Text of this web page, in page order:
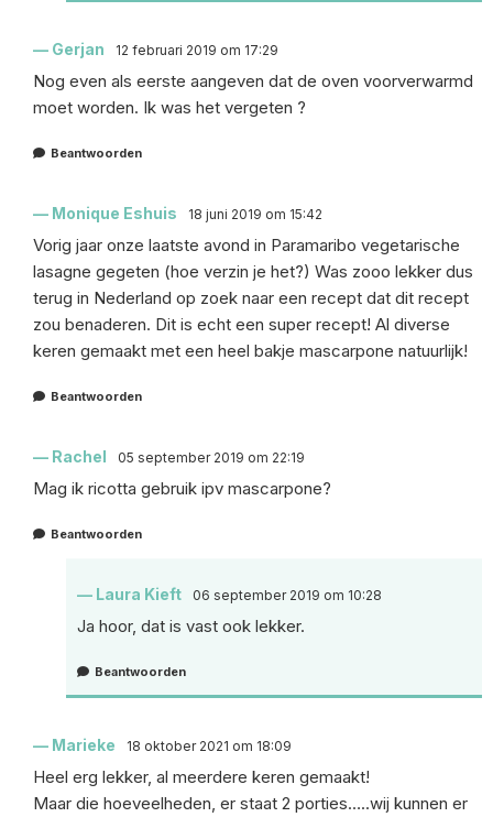
Gerjan 12 februari 2019 om 17:29
Nog even als eerste aangeven dat de oven voorverwarmd
moet worden. Ik was het vergeten ?
Beantwoorden
Monique Eshuis 18 juni 2019 om 15:42
Vorig jaar onze laatste avond in Paramaribo vegetarische
lasagne gegeten (hoe verzin je het?) Was zooo lekker dus
terug in Nederland op zoek naar een recept dat dit recept
zou benaderen. Dit is echt een super recept! Al diverse
keren gemaakt met een heel bakje mascarpone natuurlijk!
Beantwoorden
Rachel 05 september 2019 om 22:19
Mag ik ricotta gebruik ipv mascarpone?
Beantwoorden
Laura Kieft 06 september 2019 om 10:28
Ja hoor, dat is vast ook lekker.
Beantwoorden
Marieke 18 oktober 2021 om 18:09
Heel erg lekker, al meerdere keren gemaakt!
Maar die hoeveelheden, er staat 2 porties…..wij kunnen er